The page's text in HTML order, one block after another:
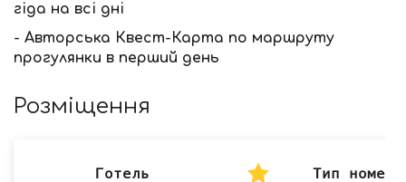
гіда на всі дні
- Авторська Квест-Карта по маршруту
прогулянки в перший день
Розміщення
Готель
Тип номеру